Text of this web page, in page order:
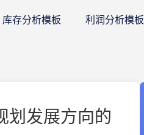
库存分析模板 利润分析模板
划发展方向的